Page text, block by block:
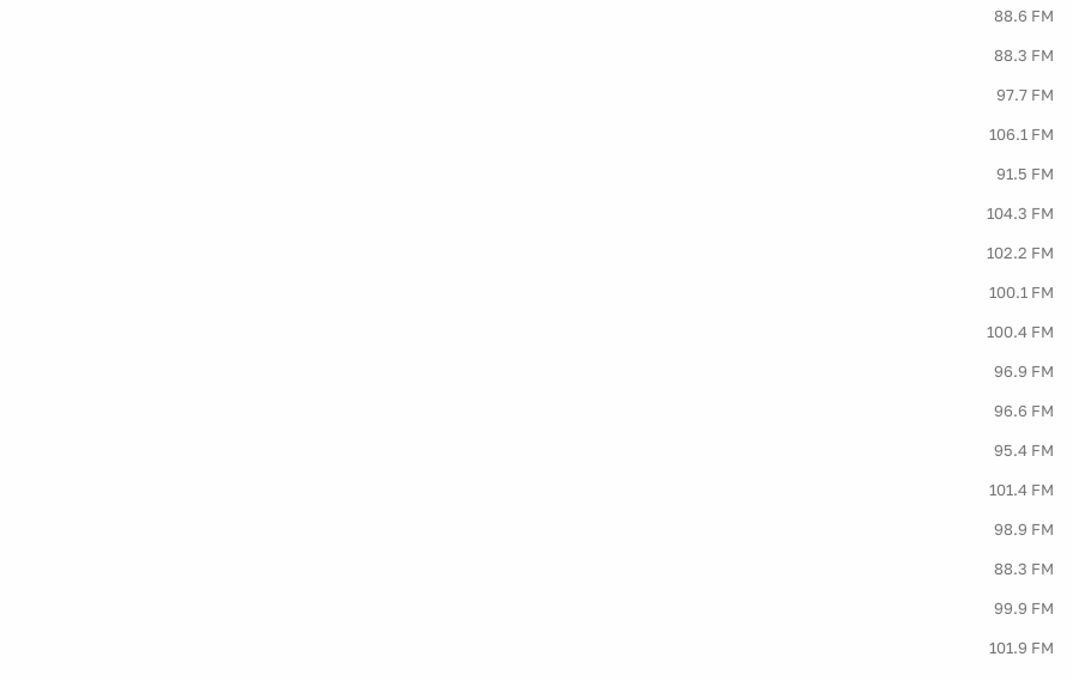
88.6 FM
88.3 FM
97.7 FM
106.1 FM
91.5 FM
104.3 FM
102.2 FM
100.1 FM
100.4 FM
96.9 FM
96.6 FM
95.4 FM
101.4 FM
98.9 FM
88.3 FM
99.9 FM
101.9 FM